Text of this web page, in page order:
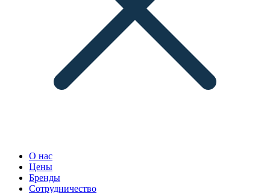
О нас
Цены
Бренды
Сотрудничество